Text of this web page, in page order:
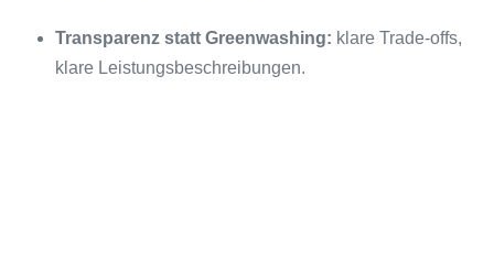
Transparenz statt Greenwashing: klare Trade-offs,
klare Leistungsbeschreibungen.